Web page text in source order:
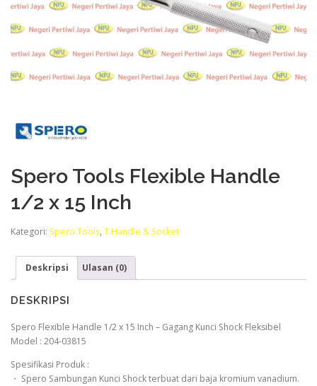
Spero Tools Flexible Handle
1/2 x 15 Inch
Kategori: Spero Tools, T Handle & Socket
Deskripsi Ulasan (0)
DESKRIPSI
Spero Flexible Handle 1/2 x 15 Inch – Gagang Kunci Shock Fleksibel
Model : 204-03815
Spesifikasi Produk :
・ Spero Sambungan Kunci Shock terbuat dari baja kromium vanadium.